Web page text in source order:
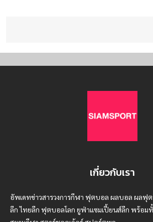
เกี่ยวกับเรา
อัพเดทข่าวสารวงการกีฬา ฟุตบอล ผลบอล ผลฟุ
ลีก ไทยลีก ฟุตบอลโลก ยูฟ่าแซมเปี้ยนส์ลีก พร้อม